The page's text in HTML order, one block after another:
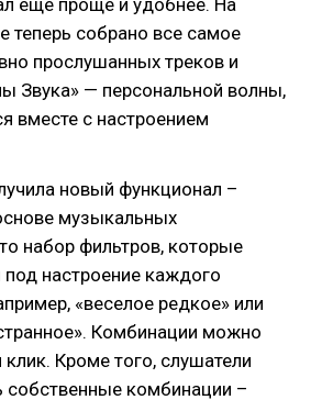
еще проще и удобнее. На
теперь собрано все самое
прослушанных треков и
Звука» — персональной волны,
вместе с настроением
новый функционал –
музыкальных
набор фильтров, которые
настроение каждого
«веселое редкое» или
Комбинации можно
Кроме того, слушатели
собственные комбинации –